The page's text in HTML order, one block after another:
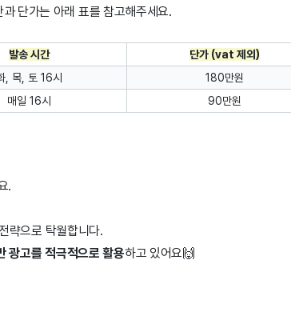
단가는 아래 표를 참고해주세요.
발송 시간
단가 (vat 제외)
, 목, 토 16시
180만원
매일 16시 90만원
.
략으로 탁월합니다.
광고를 적극적으로 활용하고 있어요🙌